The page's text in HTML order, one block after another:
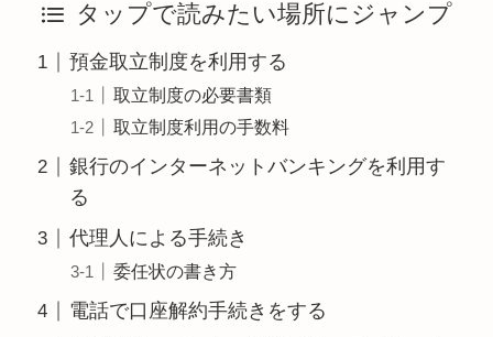
タップで読みたい場所にジャンプ
預金取立制度を利用する
取立制度の必要書類
取立制度利用の手数料
銀行のインターネットバンキングを利用す
る
代理人による手続き
委任状の書き方
電話で口座解約手続きをする